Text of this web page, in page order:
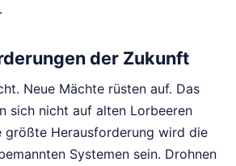
der Zukunft
Neue Mächte rüsten auf. Das
sich nicht auf alten Lorbeeren
größte Herausforderung wird die
Systemen sein. Drohnen